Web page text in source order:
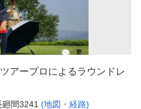
アープロによるラウンドレ
間3241 (地図・経路)